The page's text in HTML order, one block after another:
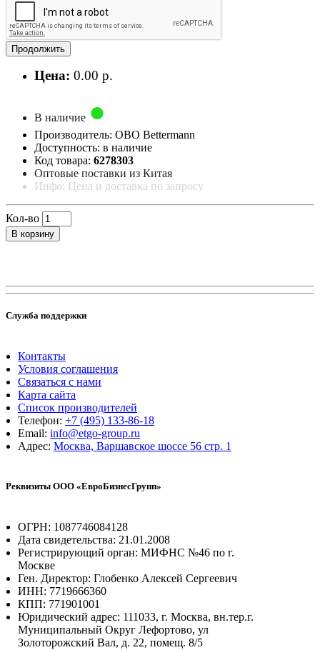
Продолжить
Цена: 0.00 р.
В наличие
Производитель: OBO Bettermann
Доступность: в наличие
Код товара: 6278303
Оптовые поставки из Китая
Инфо: Цена и доставка по запросу
Кол-во
В корзину
Служба поддержки
Контакты
Условия соглашения
Связаться с нами
Карта сайта
Список производителей
Телефон: +7 (495) 133-86-18
Email: info@etgo-group.ru
Адрес: Москва, Варшавское шоссе 56 стр. 1
Реквизиты ООО «ЕвроБизнесГрупп»
ОГРН: 1087746084128
Дата свидетельства: 21.01.2008
Регистрирующий орган: МИФНС №46 по г.
Москве
Ген. Директор: Глобенко Алексей Сергеевич
ИНН: 7719666360
КПП: 771901001
Юридический адрес: 111033, г. Москва, вн.тер.г.
Муниципальный Округ Лефортово, ул
Золоторожский Вал, д. 22, помещ. 8/5